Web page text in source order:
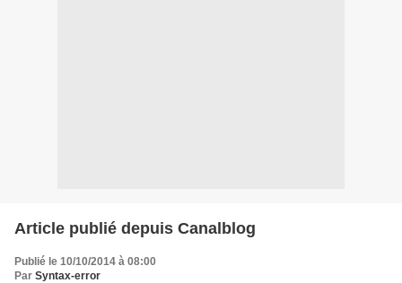
Article publié depuis Canalblog
Publié le 10/10/2014 à 08:00
Par Syntax-error